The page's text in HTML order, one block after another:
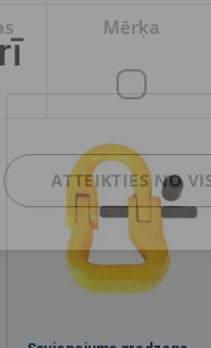
Mērķa
ATTEIKTIES NO